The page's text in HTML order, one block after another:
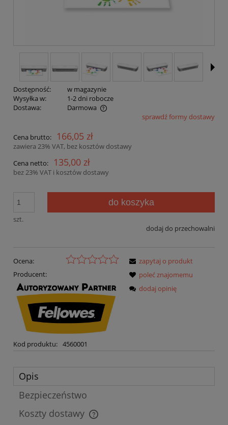
Dostępność:
w magazynie
Wysyłka w:
1-2 dni robocze
Dostawa:
Darmowa
Cena nie zawiera ewentualnych kosztów płatnościsprawdź formy dostawy
Cena brutto: 166,05 zł
zawiera 23% VAT, bez kosztów dostawy
Cena netto:
135,00 zł
bez 23% VAT i kosztów dostawy
szt.
do koszyka
dodaj do przechowalni
Ocena:
Producent:
Kod produktu: 4560001
zapytaj o produkt
poleć znajomemu
dodaj opinię
Opis
Bezpieczeństwo
Koszty dostawy
Cena nie zawiera ewentualnych kosztów płatności